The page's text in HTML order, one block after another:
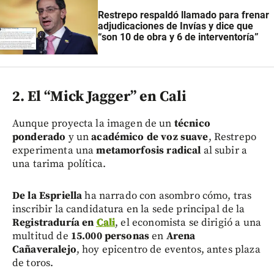
Restrepo respaldó llamado para frenar
adjudicaciones de Invías y dice que
“son 10 de obra y 6 de interventoría”
2. El “Mick Jagger” en Cali
Aunque proyecta la imagen de un técnico
ponderado y unacadémico de voz suave, Restrepo
experimenta unametamorfosis radical al subir a
una tarima política.
De la Espriellaha narrado con asombro cómo, tras
inscribir la candidatura en la sede principal de la
Registraduría en Cali, el economista se dirigió a una
multitud de 15.000 personasen Arena
Cañaveralejo, hoy epicentro de eventos, antes plaza
de toros.